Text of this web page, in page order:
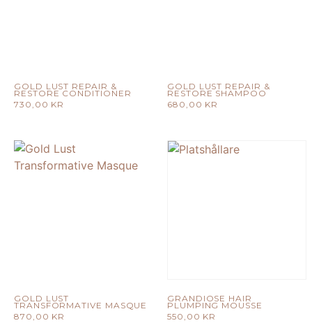
GOLD LUST REPAIR &
RESTORE CONDITIONER
730,00 KR
GOLD LUST REPAIR &
RESTORE SHAMPOO
680,00 KR
GOLD LUST
TRANSFORMATIVE MASQUE
870,00 KR
GRANDIOSE HAIR
PLUMPING MOUSSE
550,00 KR